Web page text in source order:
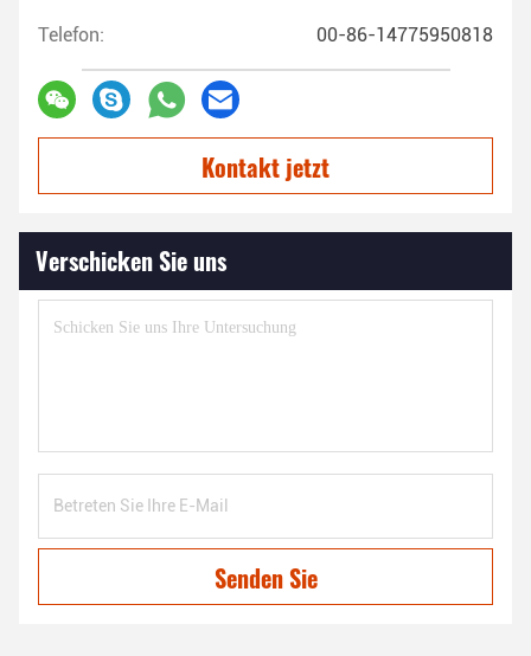
Telefon: 00-86-14775950818
Kontakt jetzt
Verschicken Sie uns
Senden Sie